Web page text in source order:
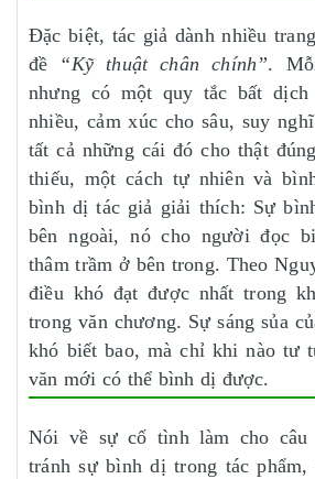
Ðặc biệt, tác giả dành nhiều
đề “Kỹ thuật chân chính”.
nhưng có một quy tắc bất
nhiều, cảm xúc cho sâu, suy
tất cả những cái đó cho thật
thiếu, một cách tự nhiên và
bình dị tác giả giải thích: Sự
bên ngoài, nó cho người đọc
thâm trầm ở bên trong. Theo
điều khó đạt được nhất trong
trong văn chương. Sự sáng sủa
khó biết bao, mà chỉ khi nào tư
văn mới có thể bình dị được.
Nói về sự cố tình làm cho
tránh sự bình dị trong tác